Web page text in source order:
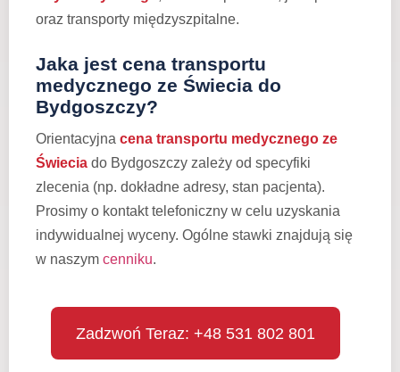
oraz transporty międzyszpitalne.
Jaka jest cena transportu
medycznego ze Świecia do
Bydgoszczy?
Orientacyjna cena transportu medycznego ze
Świecia do Bydgoszczy zależy od specyfiki
zlecenia (np. dokładne adresy, stan pacjenta).
Prosimy o kontakt telefoniczny w celu uzyskania
indywidualnej wyceny. Ogólne stawki znajdują się
w naszym cenniku.
Zadzwoń Teraz: +48 531 802 801